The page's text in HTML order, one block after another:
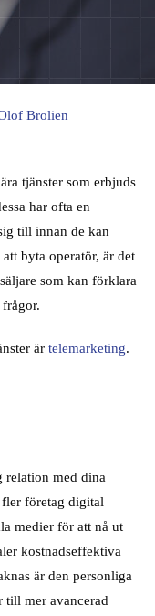
Brolien
tjänster som erbjuds
har ofta en
till innan de kan
byta operatör, är det
som kan förklara
är telemarketing.
relation med dina
företag digital
medier för att nå ut
kostnadseffektiva
är den personliga
till mer avancerad